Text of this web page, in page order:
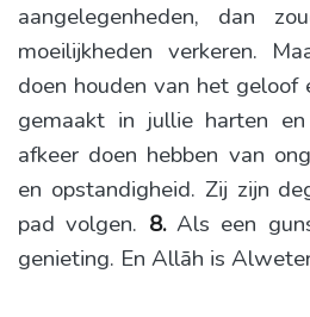
aangelegenheden, dan
moeilijkheden verkeren.
doen houden van het
gemaakt in jullie harten
afkeer doen hebben van
en opstandigheid. Zij zijn
pad volgen. 8. Als een
genieting. En Allāh is